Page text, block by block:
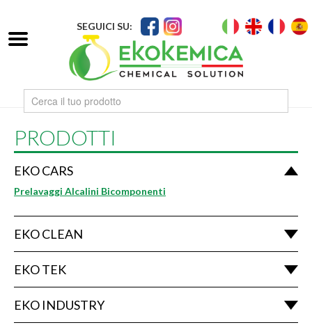
SEGUICI SU:
PRODOTTI
EKO CARS
Prelavaggi Alcalini Bicomponenti
EKO CLEAN
EKO TEK
EKO INDUSTRY